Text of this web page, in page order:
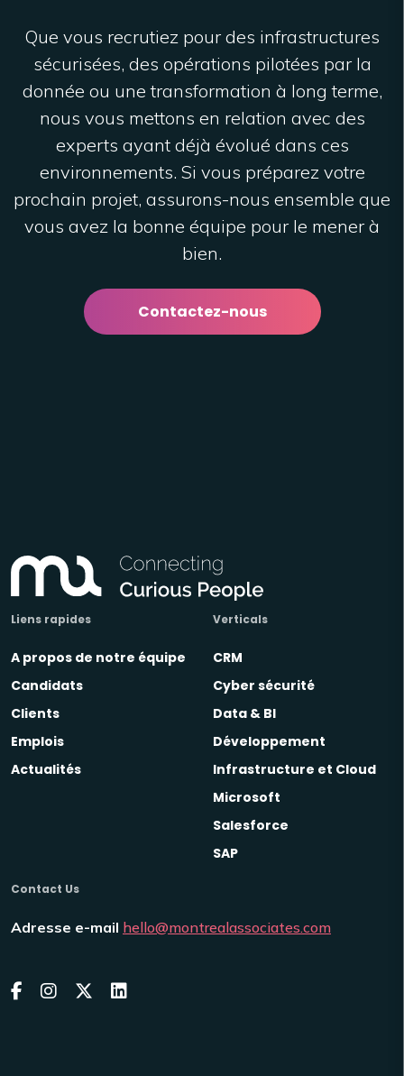
Que vous recrutiez pour des infrastructures
sécurisées, des opérations pilotées par la
donnée ou une transformation à long terme,
nous vous mettons en relation avec des
experts ayant déjà évolué dans ces
environnements. Si vous préparez votre
prochain projet, assurons-nous ensemble que
vous avez la bonne équipe pour le mener à
bien.
Contactez-nous
Liens rapides
A propos de notre équipe
Candidats
Clients
Emplois
Actualités
Verticals
CRM
Cyber sécurité
Data & BI
Développement
Infrastructure et Cloud
Microsoft
Salesforce
SAP
Contact Us
Adresse e-mail hello@montrealassociates.com